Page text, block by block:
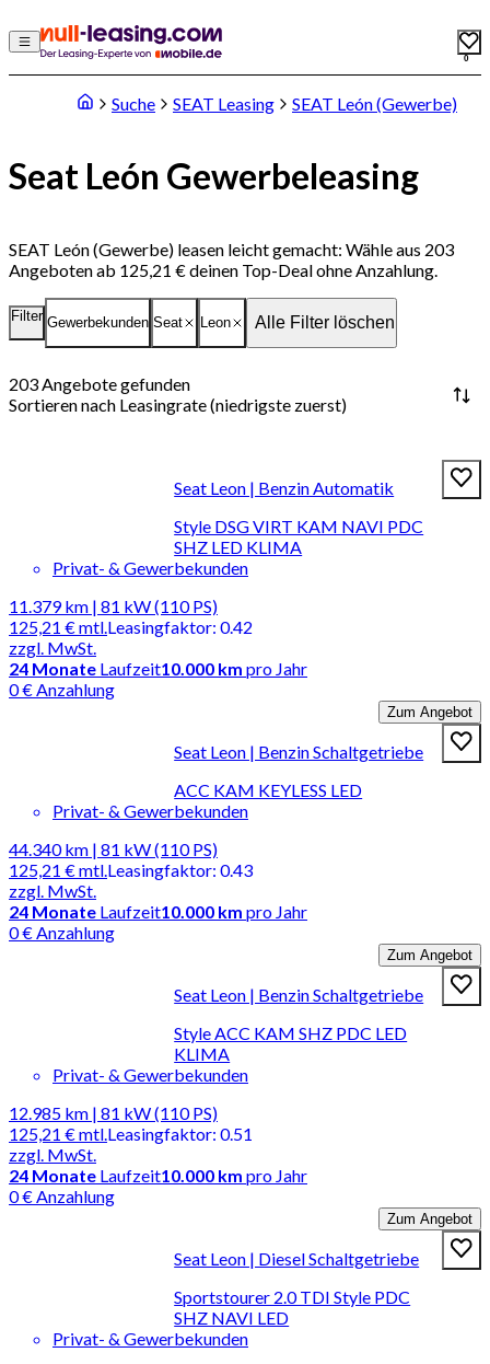
0
Suche SEAT Leasing SEAT León (Gewerbe)
Seat León Gewerbeleasing
SEAT León (Gewerbe) leasen leicht gemacht: Wähle aus 203
Angeboten ab 125,21 € deinen Top-Deal ohne Anzahlung.
Filter Gewerbekunden Seat Leon Alle Filter löschen
203Angebote gefunden
Sortieren nach Leasingrate (niedrigste zuerst)
Seat Leon | Benzin Automatik
Style DSG VIRT KAM NAVI PDC
SHZ LED KLIMA
Privat- & Gewerbekunden
11.379 km | 81 kW (110 PS)
125,21 €mtl.
zzgl. MwSt.
Leasingfaktor: 0.42
24 Monate Laufzeit10.000 km pro Jahr
0 € Anzahlung
Zum Angebot
Seat Leon | Benzin Schaltgetriebe
ACC KAM KEYLESS LED
Privat- & Gewerbekunden
44.340 km | 81 kW (110 PS)
125,21 €mtl.
zzgl. MwSt.
Leasingfaktor: 0.43
24 Monate Laufzeit10.000 km pro Jahr
0 € Anzahlung
Zum Angebot
Seat Leon | Benzin Schaltgetriebe
Style ACC KAM SHZ PDC LED
KLIMA
Privat- & Gewerbekunden
12.985 km | 81 kW (110 PS)
125,21 €mtl.
zzgl. MwSt.
Leasingfaktor: 0.51
24 Monate Laufzeit10.000 km pro Jahr
0 € Anzahlung
Zum Angebot
Seat Leon | Diesel Schaltgetriebe
Sportstourer 2.0 TDI Style PDC
SHZ NAVI LED
Privat- & Gewerbekunden